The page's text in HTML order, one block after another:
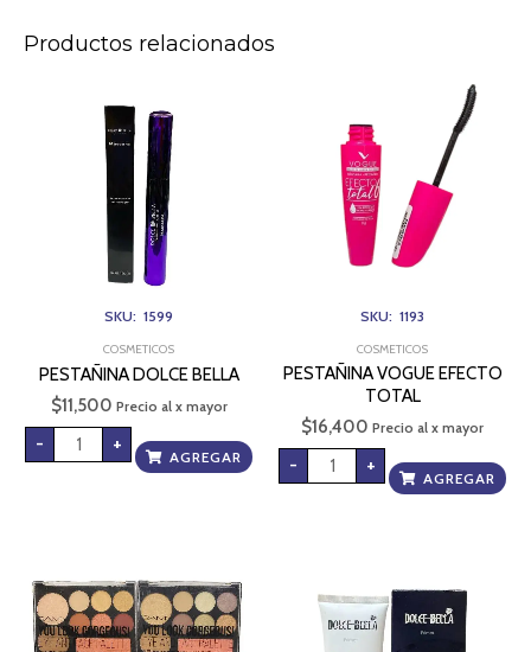
Productos relacionados
SKU: 1599
COSMETICOS
PESTAÑINA DOLCE BELLA
$11,500 Precio al x mayor
-
cantidad
+
AGREGAR
SKU: 1193
COSMETICOS
PESTAÑINA VOGUE EFECTO
TOTAL
$16,400 Precio al x mayor
-
TOTAL
cantidad
+
AGREGAR
SOMBRA
SAMY
cantidad
CREMA
REF
VG8130
cantidad